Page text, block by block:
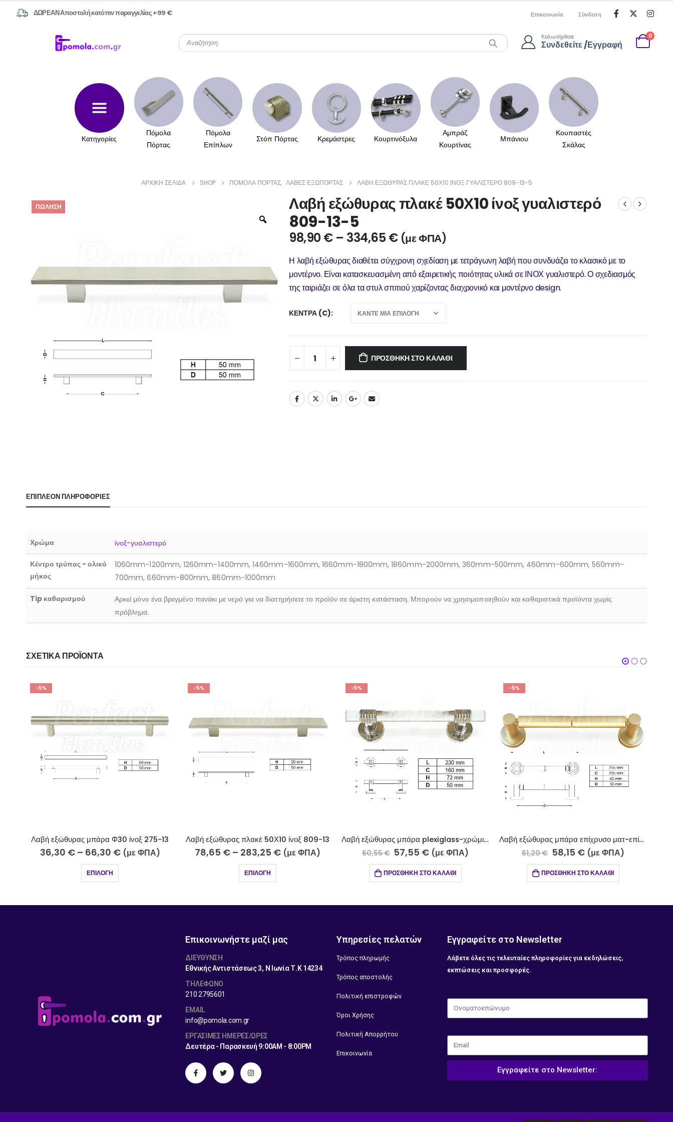
ΔΩΡΕΑΝ Αποστολή κατόπιν παραγγελίας +99 € Επικοινωνία Σύνδεση
Καλωσήρθατε
Συνδεθείτε /Εγγραφή
0
Κατηγορίες
Πόμολα
Πόρτας
Πόμολα
Επίπλων
Στόπ Πόρτας Κρεμάστρες Κουρτινόξυλα
Αμπράζ
Κουρτίνας
Μπάνιου
Κουπαστές
Σκάλας
ΑΡΧΙΚΉ ΣΕΛΊΔΑ SHOP ΠΌΜΟΛΑ ΠΌΡΤΑΣ, ΛΑΒΈΣ ΕΞΏΠΟΡΤΑΣ ΛΑΒΉ ΕΞΏΘΥΡΑΣ ΠΛΑΚΈ 50Χ10 ΊΝΟΞ ΓΥΑΛΙΣΤΕΡΌ 809-13-5
ΠΏΛΗΣΗ
Λαβή εξώθυρας πλακέ 50Χ10 ίνοξ γυαλιστερό
809-13-5
98,90 € – 334,65 € (με ΦΠΑ)
Η λαβή εξώθυρας διαθέτει σύγχρονη σχεδίαση με τετράγωνη λαβή που συνδυάζει το κλασικό με το
μοντέρνο. Είναι κατασκευασμένη από εξαιρετικής ποιότητας υλικά σε ΙΝΟΧ γυαλιστερό. Ο σχεδιασμός
της ταιριάζει σε όλα τα στυλ σπιτιού χαρίζοντας διαχρονικό και μοντέρνο design.
ΚΈΝΤΡΑ (C)
ΠΡΟΣΘΉΚΗ ΣΤΟ ΚΑΛΆΘΙ
ΕΠΙΠΛΈΟΝ ΠΛΗΡΟΦΟΡΊΕΣ
Χρώμα ίνοξ-γυαλιστερό
Κέντρο τρύπας - ολικό
μήκος
1060mm-1200mm, 1260mm-1400mm, 1460mm-1600mm, 1660mm-1800mm, 1860mm-2000mm, 360mm-500mm, 460mm-600mm, 560mm-
700mm, 660mm-800mm, 860mm-1000mm
Tip καθαρισμού
Αρκεί μόνο ένα βρεγμένο πανάκι με νερό για να διατηρήσετε το προϊόν σε άριστη κατάσταση. Μπορούν να χρησιμοποιηθούν και καθαριστικά προϊόντα χωρίς
πρόβλημα.
ΣΧΕΤΙΚΆ ΠΡΟΪΌΝΤΑ
Λαβή εξώθυρας πλακέ 50Χ10 ίνοξ 809-13
78,65 € –283,25€ (με ΦΠΑ)
ΕΠΙΛΟΓΉ
Λαβή εξώθυρας μπάρα plexiglass-χρώμιο 203-5-4/4
60,55 € 57,55€ (με ΦΠΑ)
ΠΡΟΣΘΉΚΗ ΣΤΟ ΚΑΛΆΘΙ
61,20€ 58,15 €(με ΦΠΑ)
ΠΡΟΣΘΉΚΗ ΣΤΟ ΚΑΛΆΘΙ
23,80€ 22,65€ (με ΦΠΑ)
ΠΡΟΣΘΉΚΗ ΣΤΟ ΚΑΛΆΘΙ
Επικοινωνήστε μαζί μας
ΔΙΕΎΘΥΝΣΗ
Εθνικής Αντιστάσεως 3, Ν Ιωνία Τ.Κ 14234
ΤΗΛΕΦΩΝΟ
210 2795601
EMAIL
info@pomola.com.gr
ΕΡΓΆΣΙΜΕΣ ΗΜΈΡΕΣ/ΏΡΕΣ
Δευτέρα - Παρασκευή 9:00AM - 8:00PM
Υπηρεσίες πελατών
Τρόπος πληρωμής
Τρόπος αποστολής
Πολιτική επιστροφών
Όροι Χρήσης
Πολιτική Απορρήτου
Επικοινωνία
Εγγραφείτε στο Newsletter
Λάβετε όλες τις τελευταίες πληροφορίες για εκδηλώσεις,
εκπτώσεις και προσφορές.
Εγγραφείτε στο Newsletter: